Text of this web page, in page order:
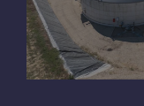
Savoir-faire
Projet